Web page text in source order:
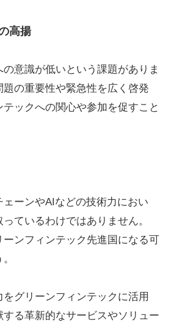
高揚
の意識が低いという課題がありま
の重要性や緊急性を広く啓発
テックへの関心や参加を促すこと
ェーンやAIなどの技術力におい
ているわけではありません。
ーンフィンテック先進国になる可
をグリーンフィンテックに活用
する革新的なサービスやソリュー